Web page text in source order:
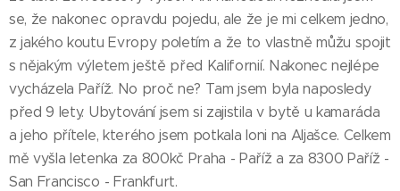
se, že nakonec opravdu pojedu, ale že je mi celkem jedno,
z jakého koutu Evropy poletím a že to vlastně můžu spojit
s nějakým výletem ještě před Kalifornií. Nakonec nejlépe
vycházela Paříž. No proč ne? Tam jsem byla naposledy
před 9 lety. Ubytování jsem si zajistila v bytě u kamaráda
a jeho přítele, kterého jsem potkala loni na Aljašce. Celkem
mě vyšla letenka za 800kč Praha - Paříž a za 8300 Paříž -
San Francisco - Frankfurt.